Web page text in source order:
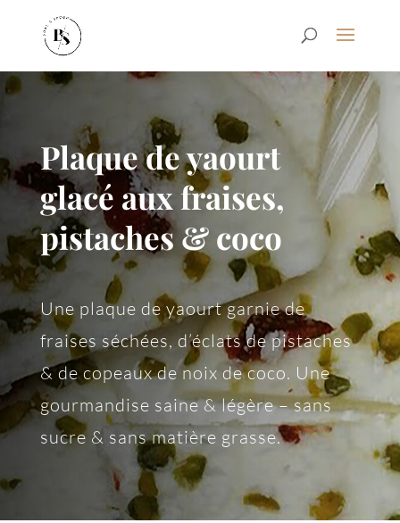
Plaque de yaourt
glacé aux fraises,
pistaches & coco
Une plaque de yaourt garnie de
fraises séchées, d’éclats de pistaches
& de copeaux de noix de coco. Une
gourmandise saine & légère – sans
sucre & sans matière grasse.